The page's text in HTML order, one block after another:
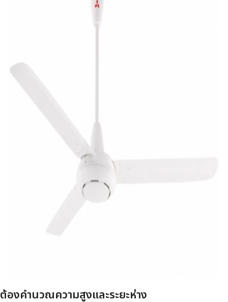
ต้องคำนวณความสูงและระยะห่าง